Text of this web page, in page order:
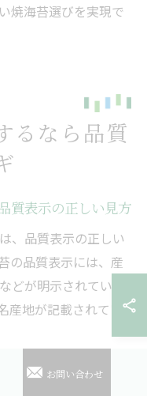
焼海苔選びを実現で
るなら品質
質表示の正しい見方
、品質表示の正しい
の品質表示には、産
どが明示されていま
地が記載されてい
は、海苔の鮮度や品
海苔は色むらや薄
お問い合わせ